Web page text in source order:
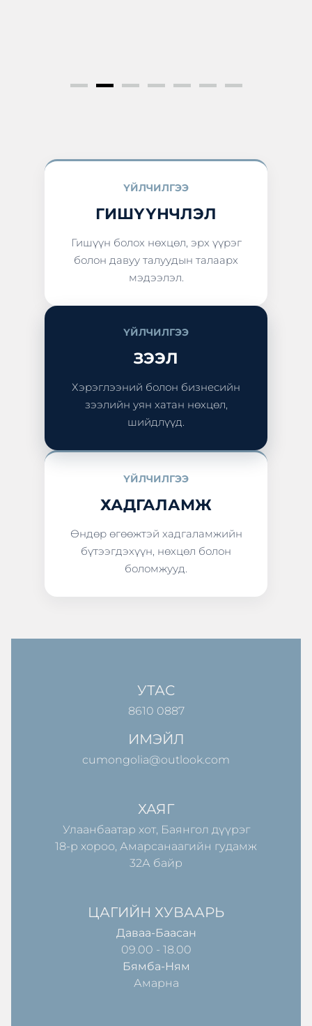
ҮЙЛЧИЛГЭЭ
ГИШҮҮНЧЛЭЛ
Гишүүн болох нөхцөл, эрх үүрэг
болон давуу талуудын талаарх
мэдээлэл.
ҮЙЛЧИЛГЭЭ
ЗЭЭЛ
Хэрэглээний болон бизнесийн
зээлийн уян хатан нөхцөл,
шийдлүүд.
ҮЙЛЧИЛГЭЭ
ХАДГАЛАМЖ
Өндөр өгөөжтэй хадгаламжийн
бүтээгдэхүүн, нөхцөл болон
боломжууд.
УТАС
8610 0887
ИМЭЙЛ
cumongolia@outlook.com
ХАЯГ
Улаанбаатар хот, Баянгол дүүрэг
18-р хороо, Амарсанаагийн гудамж
32А байр
ЦАГИЙН ХУВААРЬ
Даваа-Баасан
09.00 - 18.00
Бямба-Ням
Амарна